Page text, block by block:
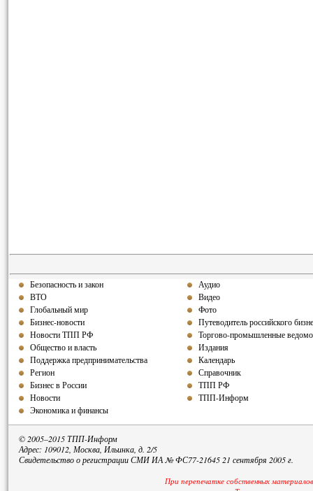
Безопасность и закон
ВТО
Глобальный мир
Бизнес-новости
Новости ТПП РФ
Общество и власть
Поддержка предпринимательства
Регион
Бизнес в России
Новости
Экономика и финансы
Аудио
Видео
Фото
Путеводитель российского
Торгово-промышленные
Издания
Календарь
Справочник
ТПП РФ
ТПП-Информ
© 2005–2015 ТПП-Информ
Адрес: 109012, Москва, Ильинка, д. 2/5
Свидетельство о регистрации СМИ ИА № ФС77-21645 21 сентября 2005 г.
При перепечатке собственных